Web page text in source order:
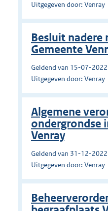
Uitgegeven door: Venray
Besluit nadere
Gemeente
Geldend van 15-07-
Uitgegeven door: Venray
Algemene
ondergrondse
Venray
Geldend van 31-12-
Uitgegeven door: Venray